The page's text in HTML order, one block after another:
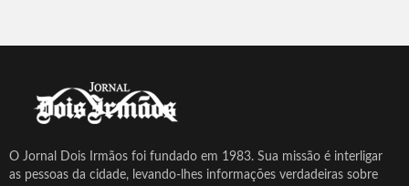
O Jornal Dois Irmãos foi fundado em 1983. Sua missão é interligar
as pessoas da cidade, levando-lhes informações verdadeiras sobre